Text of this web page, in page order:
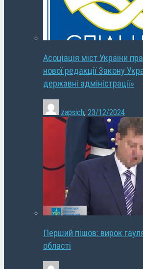
Асоціація міст України
нової редакції Закону
державні адміністрації»
zapsich, 23/12/2024
Перший пішов: вирок
області